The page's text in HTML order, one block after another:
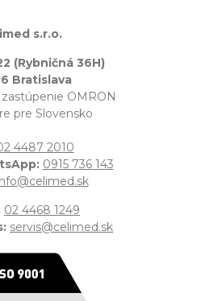
s.r.o.
(Rybničná 36H)
Bratislava
OMRON
pre Slovensko
4487 2010
0915 736 143
02 4468 1249
servis@celimed.sk